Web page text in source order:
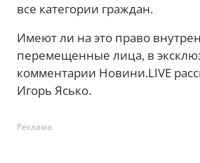
все категории граждан.
Имеют ли на это право
перемещенные лица, в
комментарии Новини.LIVE
Игорь Ясько.
Реклама